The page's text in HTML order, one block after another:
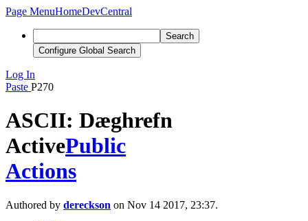
Page MenuHomeDevCentral
Search
Configure Global Search
Log In
Paste P270
ASCII: Dæghrefn
ActivePublic
Actions
Authored by dereckson on Nov 14 2017, 23:37.